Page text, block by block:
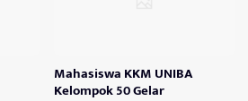
Mahasiswa KKM UNIBA
Kelompok 50 Gelar